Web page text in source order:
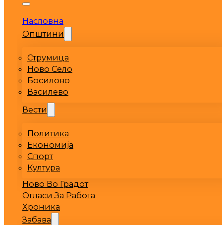
Насловна
Општини
Струмица
Ново Село
Босилово
Василево
Вести
Политика
Економија
Спорт
Култура
Ново Во Градот
Огласи За Работа
Хроника
Забава